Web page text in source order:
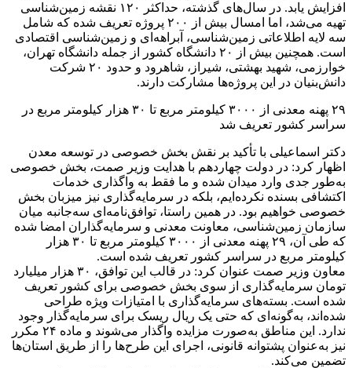
افزایش یابد. در سال‌های گذشته، حداکثر ۱۲۰ نقشه زمین‌شناسی
تهیه می‌شد، اما امسال بیش از ۲۰۰ پروژه تعریف شده که شامل
سه لایه اطلاعاتی زمین‌شناسی، آبراهه‌ای و زمین‌شناسی اقتصادی
است. همچنین بیش از ۲۰ دانشگاه کشور از جمله دانشگاه تهران،
خوارزمی، شهید بهشتی، شیراز، شاهرود و حدود ۲۰ شرکت
دانش‌بنیان در این پروژه‌ها مشارکت دارند.
۲۹ پهنه معدنی از ۳۰۰۰ کیلومتر مربع تا ۳۰ هزار کیلومتر مربع در
سراسر کشور تعریف شد
دکتر اسماعیلی با تأکید بر نقش بخش خصوصی در توسعه معدن
اظهار کرد: در دولت چهاردهم با هدایت وزیر صمت، بخش خصوصی
به‌طور جدی وارد میدان شده و ما فقط به واگذاری خدمات
اکتشافی بسنده نکرده‌ایم، بلکه در سرمایه‌گذاری نیز میزبان بخش
خصوصی خواهیم بود. در همین راستا، توافق‌نامه‌ای سه‌جانبه میان
سازمان زمین‌شناسی، معاونت معدنی و سرمایه‌گذاران امضا شده
که طی آن، ۲۹ پهنه معدنی از ۳۰۰۰ کیلومتر مربع تا ۳۰ هزار
کیلومتر مربع در سراسر کشور تعریف شده است.
معاون وزیر صمت عنوان کرد: در قالب این توافق، ۳۰ هزار میلیارد
تومان سرمایه‌گذاری از سوی بخش خصوصی برای کشور تعریف
شده است. بسته‌های سرمایه‌گذاری با امتیازات ویژه طراحی
شده‌اند، به‌گونه‌ای که حتی یک ریال ریسک برای سرمایه‌گذار وجود
ندارد. این مناطق به‌صورت مزایده واگذار می‌شوند و ماده ۲۴ مکرر
نیز به‌عنوان پشتوانه قانونی، اجرای این طرح‌ها را از طریق استان‌ها
تضمین می‌کند.